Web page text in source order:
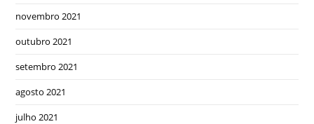
novembro 2021
outubro 2021
setembro 2021
agosto 2021
julho 2021